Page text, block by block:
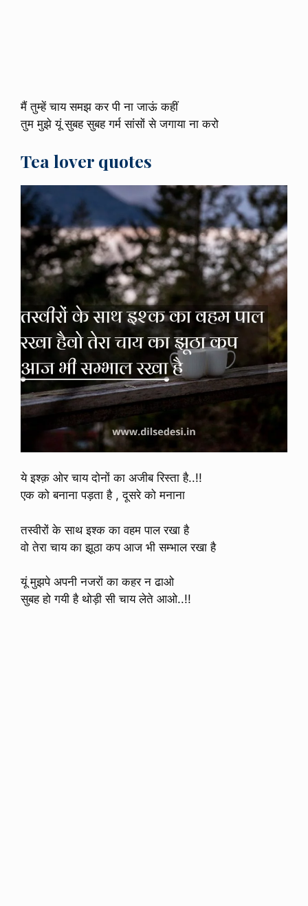
मैं तुम्हें चाय समझ कर पी ना जाऊं कहीं
तुम मुझे यूं सुबह सुबह गर्म सांसों से जगाया ना करो
Tea lover quotes
ये इश्क़ ओर चाय दोनों का अजीब रिस्ता है..!!
एक को बनाना पड़ता है , दूसरे को मनाना
तस्वीरों के साथ इश्क का वहम पाल रखा है
वो तेरा चाय का झूठा कप आज भी सम्भाल रखा है
यूं मुझपे अपनी नजरों का कहर न ढाओ
सुबह हो गयी है थोड़ी सी चाय लेते आओ..!!